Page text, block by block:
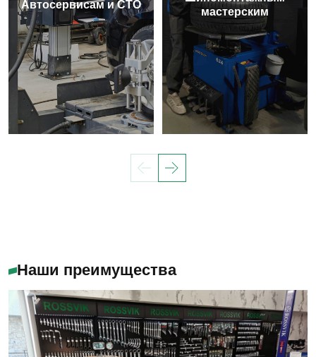
Автосервисам и СТО
мастерским
Наши преимущества